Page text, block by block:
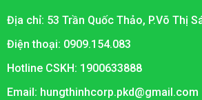
Địa chỉ: 53 Trần Quốc Thảo, P.Võ Thị
Điện thoại: 0909.154.083
Hotline CSKH: 1900633888
Email: hungthinhcorp.pkd@gmail.com